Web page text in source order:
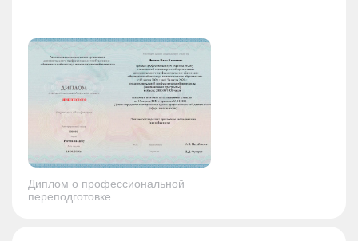
Диплом о профессиональной
переподготовке